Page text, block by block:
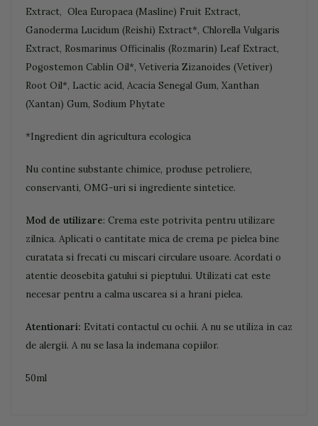
Extract, Olea Europaea (Masline) Fruit Extract,
Ganoderma Lucidum (Reishi) Extract*, Chlorella Vulgaris
Extract, Rosmarinus Officinalis (Rozmarin) Leaf Extract,
Pogostemon Cablin Oil*, Vetiveria Zizanoides (Vetiver)
Root Oil*, Lactic acid, Acacia Senegal Gum, Xanthan
(Xantan) Gum, Sodium Phytate
*Ingredient din agricultura ecologica
Nu contine substante chimice, produse petroliere,
conservanti, OMG-uri si ingrediente sintetice.
Mod de utilizare: Crema este potrivita pentru utilizare
zilnica. Aplicati o cantitate mica de crema pe pielea bine
curatata si frecati cu miscari circulare usoare. Acordati o
atentie deosebita gatului si pieptului. Utilizati cat este
necesar pentru a calma uscarea si a hrani pielea.
Atentionari: Evitati contactul cu ochii. A nu se utiliza in caz
de alergii. A nu se lasa la indemana copiilor.
50ml